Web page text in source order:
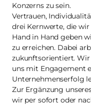
Konzerns zu sein.
Vertrauen,
drei Kernwerte, die
Hand in Hand geben
zu erreichen. Dabei
zukunftsorientiert. Wir
uns mit Engagement
Unternehmenserfolg
Zur Ergänzung
wir per sofort oder